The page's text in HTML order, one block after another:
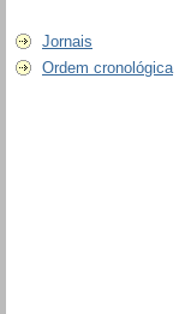
Jornais
Ordem cronológica